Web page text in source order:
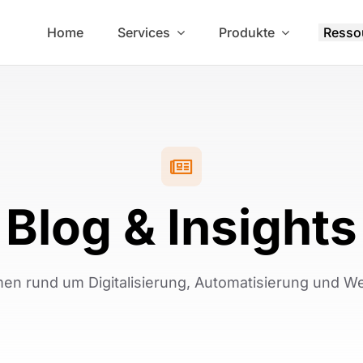
Home Services Produkte
Blog & Insights
rund um Digitalisierung, Automatisierung und